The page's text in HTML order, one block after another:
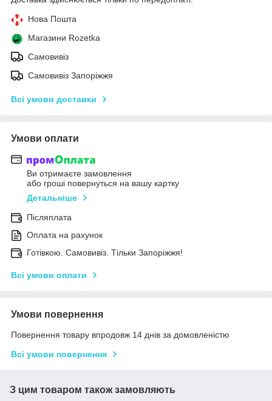
Нова Пошта
Магазини Rozetka
Самовивіз
Самовивіз Запоріжжя
Всі умови доставки
Умови оплати
Ви отримаєте замовлення
або гроші повернуться на вашу картку
Детальніше
Післяплата
Оплата на рахунок
Готівкою. Самовивіз. Тільки Запоріжжя!
Всі умови оплати
Умови повернення
Повернення товару впродовж 14 днів за домовленістю
Всі умови повернення
З цим товаром також замовляють